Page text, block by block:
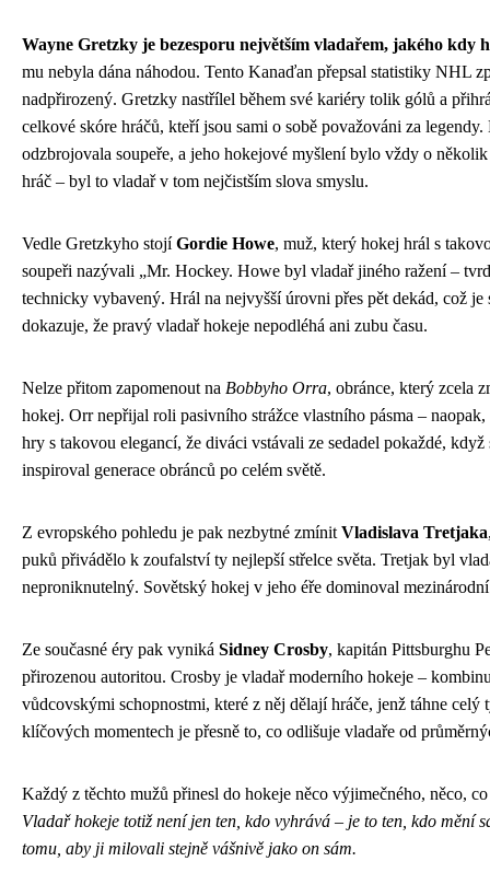
Wayne Gretzky je bezesporu největším vladařem, jakého kdy
mu nebyla dána náhodou. Tento Kanaďan přepsal statistiky NHL
nadpřirozený. Gretzky nastřílel během své kariéry tolik gólů a
celkové skóre hráčů, kteří jsou sami o sobě považováni za
odzbrojovala soupeře, a jeho hokejové myšlení bylo vždy o
hráč – byl to vladař v tom nejčistším slova smyslu.
Vedle Gretzkyho stojíGordie Howe, muž, který hokej hrál s
soupeři nazývali „Mr. Hockey. Howe byl vladař jiného ražení –
technicky vybavený. Hrál na nejvyšší úrovni přes pět dekád, což
dokazuje, že pravý vladař hokeje nepodléhá ani zubu času.
Nelze přitom zapomenout na Bobbyho Orra, obránce, který zcela
hokej. Orr nepřijal roli pasivního strážce vlastního pásma –
hry s takovou elegancí, že diváci vstávali ze sedadel pokaždé,
inspiroval generace obránců po celém světě.
Z evropského pohledu je pak nezbytné zmínit Vladislava Tretjaka
puků přivádělo k zoufalství ty nejlepší střelce světa. Tretjak byl
neproniknutelný. Sovětský hokej v jeho éře dominoval
Ze současné éry pak vyniká Sidney Crosby, kapitán Pittsburghu
přirozenou autoritou. Crosby je vladař moderního hokeje –
vůdcovskými schopnostmi, které z něj dělají hráče, jenž táhne celý
klíčových momentech je přesně to, co odlišuje vladaře od
Každý z těchto mužů přinesl do hokeje něco výjimečného, něco,
Vladař hokeje totiž není jen ten, kdo vyhrává – je to ten, kdo mění
tomu, aby ji milovali stejně vášnivě jako on sám.